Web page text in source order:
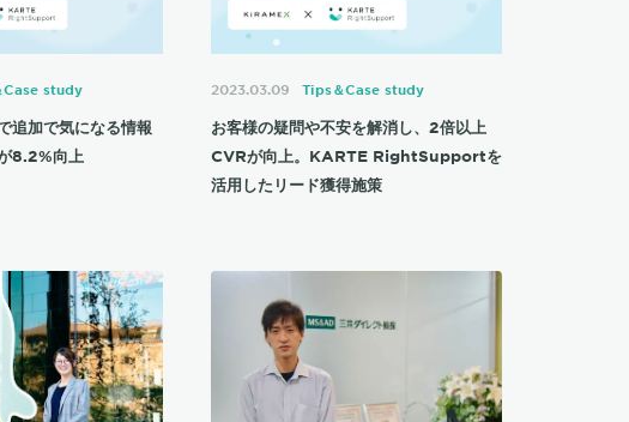
Case study
追加で気になる情報
8.2%向上
2023.03.09 Tips＆Case study
お客様の疑問や不安を解消し、2倍以上
CVRが向上。KARTE RightSupportを
活用したリード獲得施策